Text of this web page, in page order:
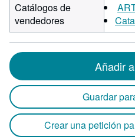
Catálogos de
vendedores
Añadir
Guardar
Crear una petición